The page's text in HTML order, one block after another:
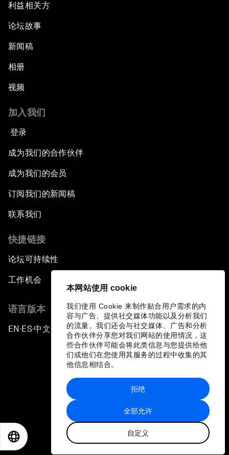
本网站使用 cookie
我们使用 Cookie 来制作贴合用户需求的内
容与广告、提供社交媒体功能以及分析我们
的流量。我们还会与社交媒体、广告和分析
合作伙伴分享您对我们网站的使用情况，这
些合作伙伴可能会将此类信息与您提供给他
们或他们在您使用其服务的过程中收集的其
他信息相结合。
全部允许
自定义
拒绝
利益相关方
论坛故事
新闻稿
相册
视频
加入我们
登录
成为我们的合作伙伴
成为我们的会员
订阅我们的新闻稿
联系我们
快捷链接
论坛可持续性
工作机会
语言版本
EN ▪ ES▪中文▪ 日本語
站点地图
世界经济论坛